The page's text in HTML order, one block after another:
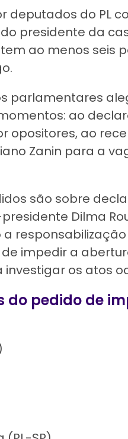
do PL
presidente da
ao menos seis
parlamentares
ao
opositores, ao
Zanin para a
são sobre
Dilma
impedir a
investigar os atos
do pedido de